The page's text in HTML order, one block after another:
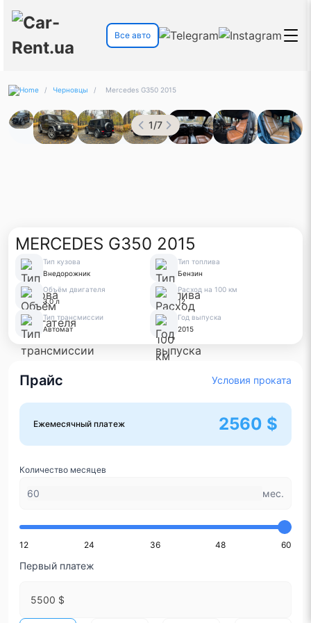
Все авто
/ Черновцы / Mercedes G350 2015
1/7
MERCEDES G350 2015
Тип кузова
Внедорожник
Тип топлива
Бензин
Объём двигателя
3.0 л
Расход на 100 км
12
Тип трансмиссии
Автомат
Год выпуска
2015
Прайс Условия проката
Ежемесячный платеж 2560 $
Количество месяцев
мес.
12 24 36 48 60
Первый платеж
5500 $